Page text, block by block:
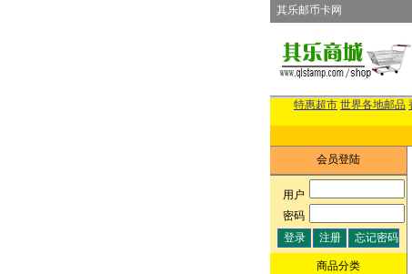
其乐邮币卡网
特惠超市 世界各地邮品
会员登陆
用户:
密码:
商品分类